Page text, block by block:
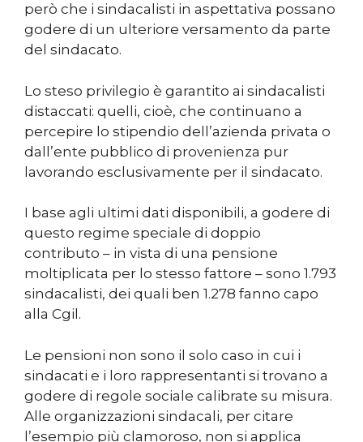
però che i sindacalisti in aspettativa possano
godere di un ulteriore versamento da parte
del sindacato.
Lo steso privilegio è garantito ai sindacalisti
distaccati: quelli, cioè, che continuano a
percepire lo stipendio dell’azienda privata o
dall’ente pubblico di provenienza pur
lavorando esclusivamente per il sindacato.
I base agli ultimi dati disponibili, a godere di
questo regime speciale di doppio
contributo – in vista di una pensione
moltiplicata per lo stesso fattore – sono 1.793
sindacalisti, dei quali ben 1.278 fanno capo
alla Cgil.
Le pensioni non sono il solo caso in cui i
sindacati e i loro rappresentanti si trovano a
godere di regole sociale calibrate su misura.
Alle organizzazioni sindacali, per citare
l’esempio più clamoroso, non si applica